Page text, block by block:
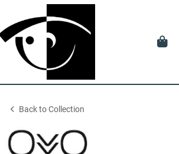
Back to Collection